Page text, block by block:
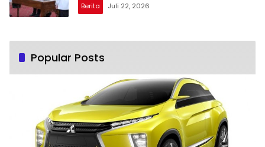
Berita Juli 22, 2026
Popular Posts